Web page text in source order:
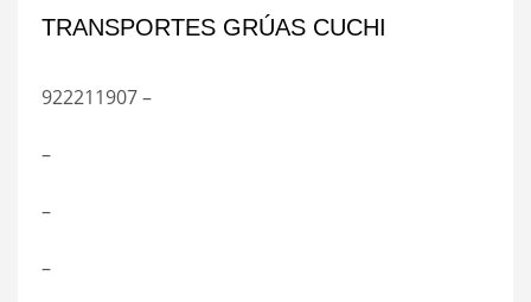
TRANSPORTES GRÚAS CUCHI
922211907 –
–
–
–